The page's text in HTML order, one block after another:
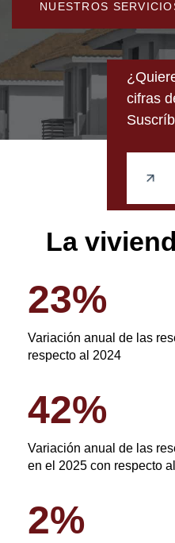
cifras
La
Variación anual de las
respecto al 2024
23%
Variación anual de las
en el 2025 con respecto
42%
2%